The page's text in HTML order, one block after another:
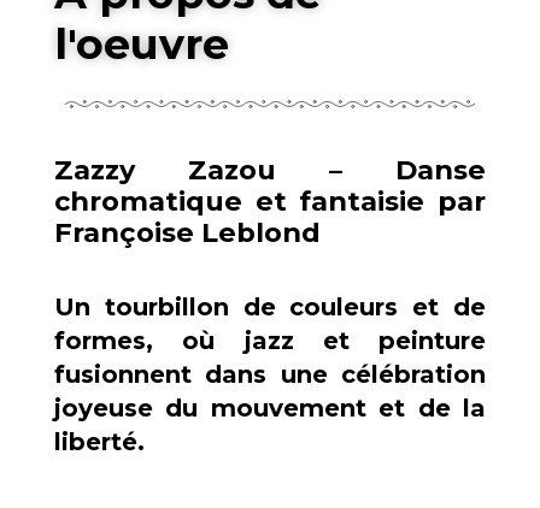
l'oeuvre
Zazzy Zazou – Danse
chromatique et fantaisie par
Françoise Leblond
Un tourbillon de couleurs et de
formes, où jazz et peinture
fusionnent dans une célébration
joyeuse du mouvement et de la
liberté.